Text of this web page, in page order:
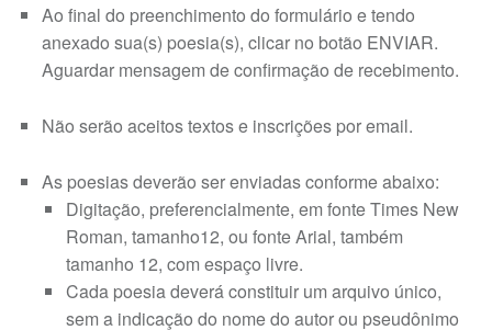
Ao final do preenchimento do formulário e tendo
anexado sua(s) poesia(s), clicar no botão ENVIAR.
Aguardar mensagem de confirmação de recebimento.
Não serão aceitos textos e inscrições por email.
As poesias deverão ser enviadas conforme abaixo:
Digitação, preferencialmente, em fonte Times New
Roman, tamanho12, ou fonte Arial, também
tamanho 12, com espaço livre.
Cada poesia deverá constituir um arquivo único,
sem a indicação do nome do autor ou pseudônimo